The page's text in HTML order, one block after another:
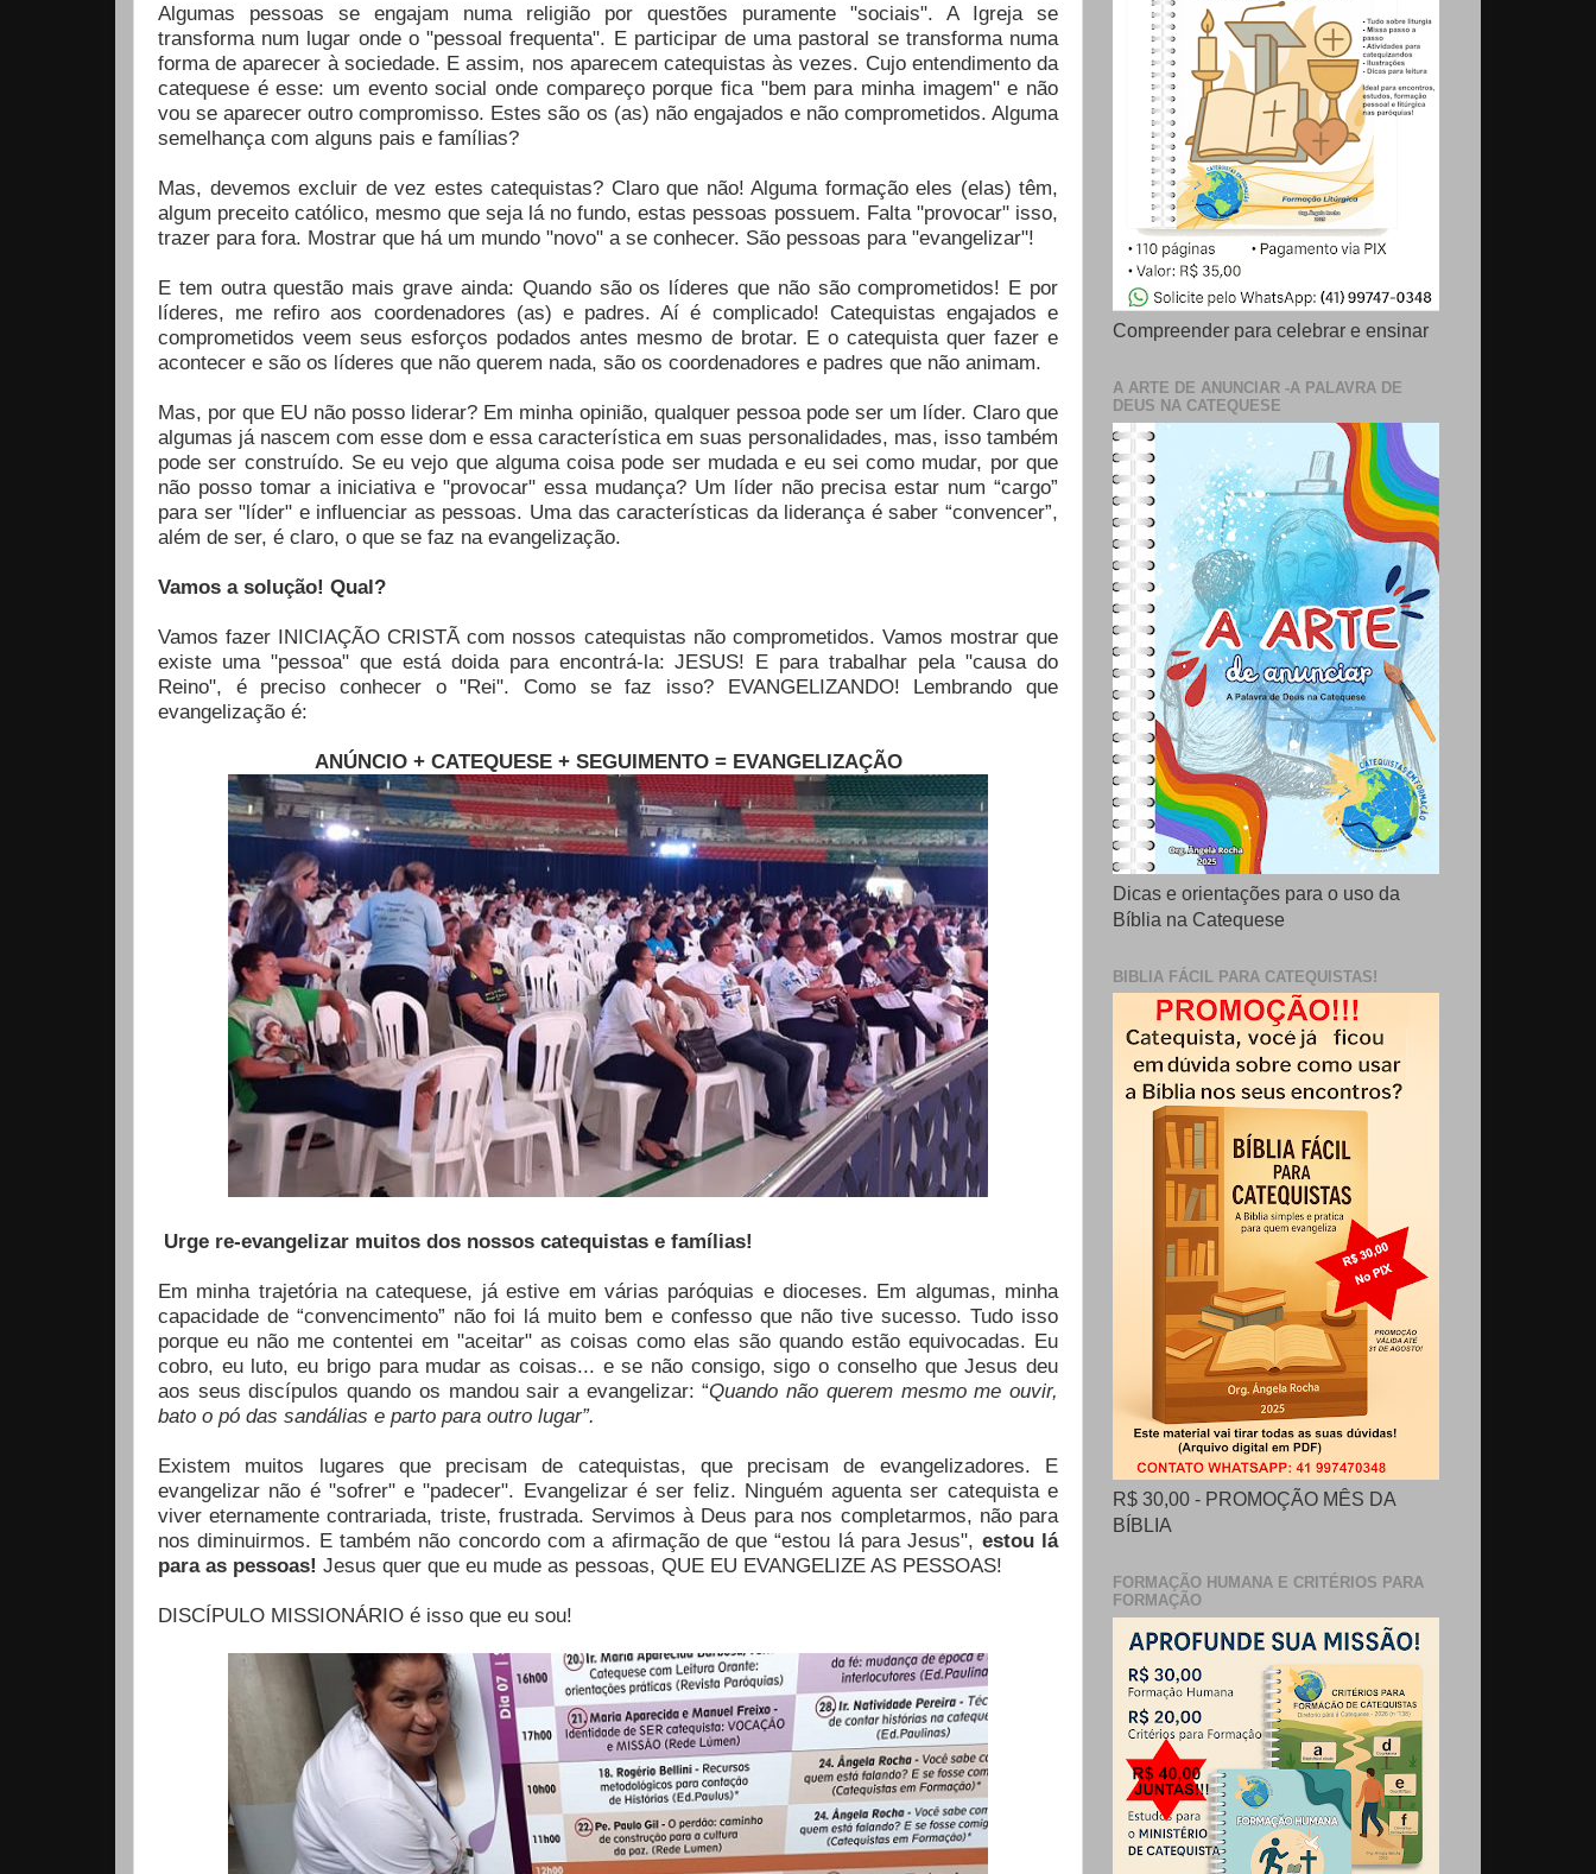
Algumas pessoas se engajam numa religião por questões puramente "sociais". A Igreja se
transforma num lugar onde o "pessoal frequenta". E participar de uma pastoral se transforma numa
forma de aparecer à sociedade. E assim, nos aparecem catequistas às vezes. Cujo entendimento da
catequese é esse: um evento social onde compareço porque fica "bem para minha imagem" e não
vou se aparecer outro compromisso. Estes são os (as) não engajados e não comprometidos. Alguma
semelhança com alguns pais e famílias?
Mas, devemos excluir de vez estes catequistas? Claro que não! Alguma formação eles (elas) têm,
algum preceito católico, mesmo que seja lá no fundo, estas pessoas possuem. Falta "provocar" isso,
trazer para fora. Mostrar que há um mundo "novo" a se conhecer. São pessoas para "evangelizar"!
E tem outra questão mais grave ainda: Quando são os líderes que não são comprometidos! E por
líderes, me refiro aos coordenadores (as) e padres. Aí é complicado! Catequistas engajados e
comprometidos veem seus esforços podados antes mesmo de brotar. E o catequista quer fazer e
acontecer e são os líderes que não querem nada, são os coordenadores e padres que não animam.
Mas, por que EU não posso liderar? Em minha opinião, qualquer pessoa pode ser um líder. Claro que
algumas já nascem com esse dom e essa característica em suas personalidades, mas, isso também
pode ser construído. Se eu vejo que alguma coisa pode ser mudada e eu sei como mudar, por que
não posso tomar a iniciativa e "provocar" essa mudança? Um líder não precisa estar num “cargo”
para ser "líder" e influenciar as pessoas. Uma das características da liderança é saber “convencer”,
além de ser, é claro, o que se faz na evangelização.
Vamos a solução! Qual?
Vamos fazer INICIAÇÃO CRISTÃ com nossos catequistas não comprometidos. Vamos mostrar que
existe uma "pessoa" que está doida para encontrá-la: JESUS! E para trabalhar pela "causa do
Reino", é preciso conhecer o "Rei". Como se faz isso? EVANGELIZANDO! Lembrando que
evangelização é:
ANÚNCIO + CATEQUESE + SEGUIMENTO = EVANGELIZAÇÃO
Urge re-evangelizar muitos dos nossos catequistas e famílias!
Em minha trajetória na catequese, já estive em várias paróquias e dioceses. Em algumas, minha
capacidade de “convencimento” não foi lá muito bem e confesso que não tive sucesso. Tudo isso
porque eu não me contentei em "aceitar" as coisas como elas são quando estão equivocadas. Eu
cobro, eu luto, eu brigo para mudar as coisas... e se não consigo, sigo o conselho que Jesus deu
aos seus discípulos quando os mandou sair a evangelizar: “Quando não querem mesmo me ouvir,
bato o pó das sandálias e parto para outro lugar”.
Existem muitos lugares que precisam de catequistas, que precisam de evangelizadores. E
evangelizar não é "sofrer" e "padecer". Evangelizar é ser feliz. Ninguém aguenta ser catequista e
viver eternamente contrariada, triste, frustrada. Servimos à Deus para nos completarmos, não para
nos diminuirmos. E também não concordo com a afirmação de que “estou lá para Jesus", estou lá
para as pessoas! Jesus quer que eu mude as pessoas, QUE EU EVANGELIZE AS PESSOAS!
DISCÍPULO MISSIONÁRIO é isso que eu sou!
Compreender para celebrar e ensinar
A ARTE DE ANUNCIAR -A PALAVRA DE
DEUS NA CATEQUESE
Dicas e orientações para o uso da
Bíblia na Catequese
BIBLIA FÁCIL PARA CATEQUISTAS!
R$ 30,00 - PROMOÇÃO MÊS DA
BÍBLIA
FORMAÇÃO HUMANA E CRITÉRIOS PARA
FORMAÇÃO